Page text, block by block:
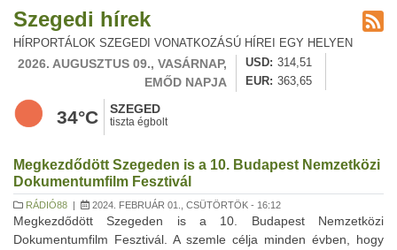
Szegedi hírek
HÍRPORTÁLOK SZEGEDI VONATKOZÁSÚ HÍREI EGY HELYEN
2026. AUGUSZTUS 09., VASÁRNAP,
EMŐD NAPJA
USD
314,51
EUR
363,65
34°C SZEGED
tiszta égbolt
Megkezdődött Szegeden is a 10. Budapest Nemzetközi
Dokumentumfilm Fesztivál
RÁDIÓ88 | 2024. FEBRUÁR 01., CSÜTÖRTÖK - 16:12
Megkezdődött Szegeden is a 10. Budapest Nemzetközi
Dokumentumfilm Fesztivál. A szemle célja minden évben, hogy